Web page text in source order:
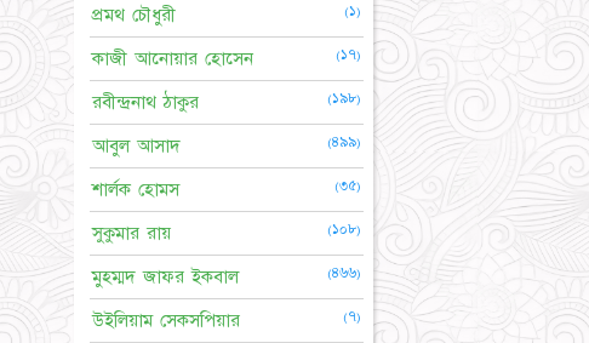
প্রমথ চৌধুরী (১)
কাজী আনোয়ার হোসেন (১৭)
রবীন্দ্রনাথ ঠাকুর (১৯৮)
আবুল আসাদ (৪৯৯)
শার্লক হোমস (৩৫)
সুকুমার রায় (১০৮)
মুহম্মদ জাফর ইকবাল (৪৬৬)
উইলিয়াম সেকসপিয়ার (৭)